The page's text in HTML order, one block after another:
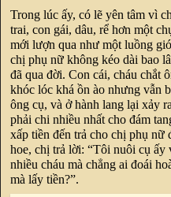
Trong lúc ấy, có lẽ yên tâm vì
trai, con gái, dâu, rể hơn một
mới lượn qua như một luồng
chị phụ nữ không kéo dài bao
đã qua đời. Con cái, cháu chắt
khóc lóc khá ồn ào nhưng vẫn
ông cụ, và ở hành lang lại xảy
phải chi nhiều nhất cho đám
xấp tiền đến trả cho chị phụ nữ
hoe, chị trả lời: “Tôi nuôi cụ ấy
nhiều cháu mà chẳng ai đoái
mà lấy tiền?”.